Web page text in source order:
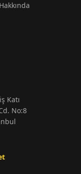
Katı
No:8